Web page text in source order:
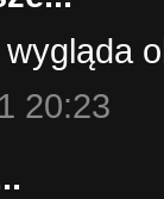
20:23